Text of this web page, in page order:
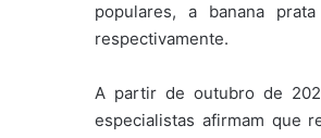
populares, a banana
respectivamente.
A partir de outubro de
especialistas afirmam que